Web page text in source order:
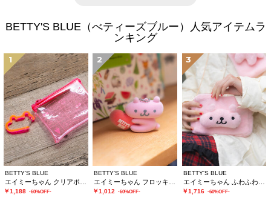
BETTY'S BLUE（べティーズブルー）人気アイテムラ
ンキング
1
BETTY'S BLUE
￥1,188 -60%OFF-
2
BETTY'S BLUE
￥1,012 -60%OFF-
3
BETTY'S BLUE
エイミーちゃん ふわふわショルダーバッグ
￥1,716 -60%OFF-